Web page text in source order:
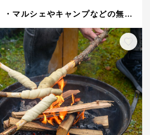
・無料宿泊 ・マルシェやキャンプなどの無料体験 ・（公園整備サポートのみ）時給1,500円 ※詳細は本文参照